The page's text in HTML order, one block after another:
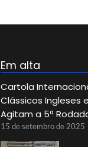
Em alta
Cartola
Clássicos Ingleses
Agitam a 5ª
15 de setembro de 2025